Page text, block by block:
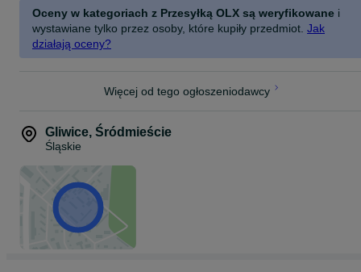
Oceny w kategoriach z Przesyłką OLX są weryfikowane i
wystawiane tylko przez osoby, które kupiły przedmiot. Jak
działają oceny?
Więcej od tego ogłoszeniodawcy
Gliwice, Śródmieście
Śląskie